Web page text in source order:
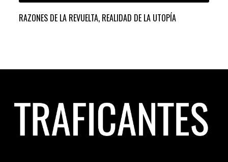
RAZONES DE LA REVUELTA, REALIDAD DE LA UTOPÍA